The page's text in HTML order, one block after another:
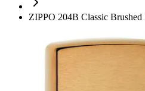
ZIPPO 204B Classic Brushed